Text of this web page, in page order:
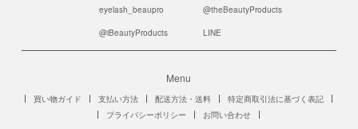
eyelash_beaupro @theBeautyProducts
@iBeautyProducts LINE
Menu
買い物ガイド 支払い方法 配送方法・送料
特定商取引法に基づく表記
プライバシーポリシー
お問い合わせ